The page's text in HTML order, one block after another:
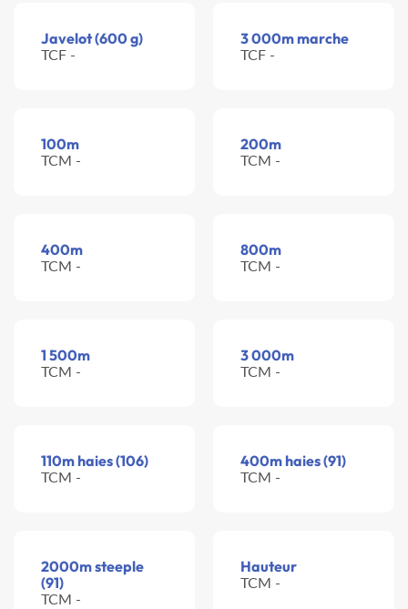
Javelot (600 g)
TCF -
3 000m marche
TCF -
100m
TCM -
200m
TCM -
400m
TCM -
800m
TCM -
1 500m
TCM -
3 000m
TCM -
110m haies (106)
TCM -
400m haies (91)
TCM -
2000m steeple
(91)
TCM -
Hauteur
TCM -